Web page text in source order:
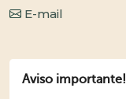
E-mail
Aviso importante!